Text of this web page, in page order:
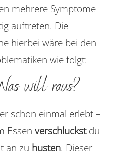
mehrere Symptome
auftreten. Die
hierbei wäre bei den
wie folgt:
will raus?
schon einmal erlebt –
Essenverschluckstdu
an zu husten. Dieser